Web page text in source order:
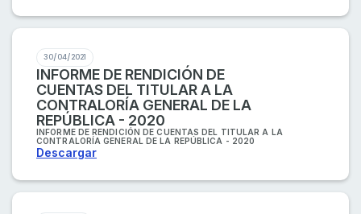
30/04/2021
INFORME DE RENDICIÓN DE
CUENTAS DEL TITULAR A LA
CONTRALORÍA GENERAL DE LA
REPÚBLICA - 2020
INFORME DE RENDICIÓN DE CUENTAS DEL TITULAR A LA
CONTRALORÍA GENERAL DE LA REPÚBLICA - 2020
Descargar